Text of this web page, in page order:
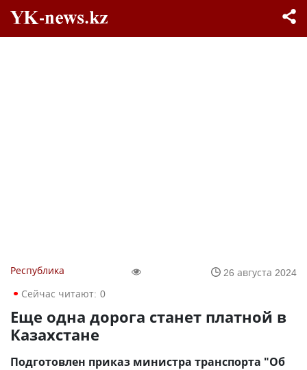
Республика
26 августа 2024
Сейчас читают: 0
Еще одна дорога станет платной в
Казахстане
Подготовлен приказ министра транспорта "Об